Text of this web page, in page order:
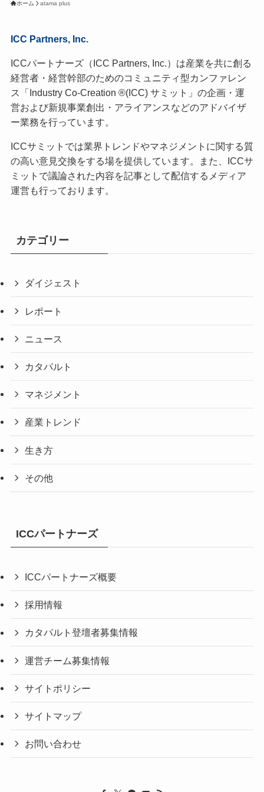
ホーム atama plus
ICC Partners, Inc.
ICCパートナーズ（ICC Partners, Inc.）は産業を共に創る
経営者・経営幹部のためのコミュニティ型カンファレン
ス「Industry Co-Creation ®(ICC) サミット」の企画・運
営および新規事業創出・アライアンスなどのアドバイザ
ー業務を行っています。
ICCサミットでは業界トレンドやマネジメントに関する質
の高い意見交換をする場を提供しています。また、ICCサ
ミットで議論された内容を記事として配信するメディア
運営も行っております。
カテゴリー
ダイジェスト
レポート
ニュース
カタパルト
マネジメント
産業トレンド
生き方
その他
ICCパートナーズ
ICCパートナーズ概要
採用情報
カタパルト登壇者募集情報
運営チーム募集情報
サイトポリシー
サイトマップ
お問い合わせ